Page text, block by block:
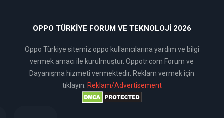
OPPO TÜRKIYE FORUM VE TEKNOLOJI 2026
Oppo Türkiye sitemiz oppo kullanıcılarına yardım ve bilgi
vermek amacı ile kurulmuştur. Oppotr.com Forum ve
Dayanışma hizmeti vermektedir. Reklam vermek için
tıklayın: Reklam/Advertisement